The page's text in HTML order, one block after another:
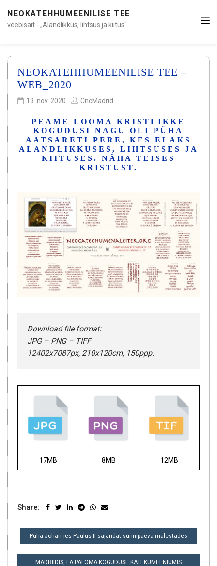
NEOKATEHHUMEENILISE TEE
veebisait - „Alandlikkus, lihtsus ja kiitus"
NEOKATEHHUMEENILISE TEE –
WEB_2020
19. nov. 2020 CncMadrid
PEAME LOOMA KRISTLIKKE
KOGUDUSI NAGU OLI PÜHA
AATSARETI PERE, KES ELAKS
ALANDLIKKUSES, LIHTSUSES JA
KIITUSES. NÄHA TEISES
KRISTUST.
Download file format:
JPG – PNG – TIFF
12402x7087px, 210x120cm, 150ppp.
17MB 8MB 12MB
Share:
NAVIGEERIMINE
Püha Johannes Paulus II sajandat sünnipäeva mälestades
MADRIIDIS, LA PALOMA KOGUDUSE KATEKUMEENIUMIS